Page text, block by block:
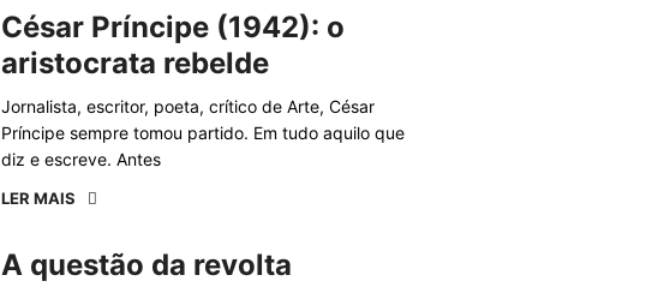
César Príncipe (1942): o
aristocrata rebelde
Jornalista, escritor, poeta, crítico de Arte, César
Príncipe sempre tomou partido. Em tudo aquilo que
diz e escreve. Antes
LER MAIS
A questão da revolta